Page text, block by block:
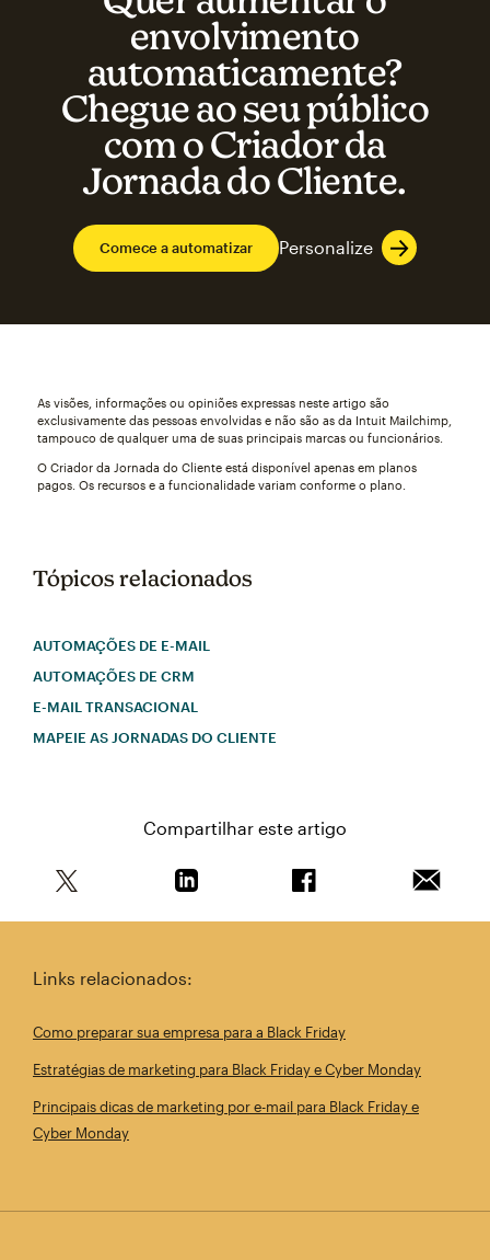
envolvimento
automaticamente?
Chegue ao seu público
com o Criador da
Jornada do Cliente.
Comece a automatizar Personalize
As visões, informações ou opiniões expressas neste artigo são
exclusivamente das pessoas envolvidas e não são as da Intuit Mailchimp,
tampouco de qualquer uma de suas principais marcas ou funcionários.
O Criador da Jornada do Cliente está disponível apenas em planos
pagos. Os recursos e a funcionalidade variam conforme o plano.
Tópicos relacionados
AUTOMAÇÕES DE E-MAIL
AUTOMAÇÕES DE CRM
E-MAIL TRANSACIONAL
MAPEIE AS JORNADAS DO CLIENTE
Compartilhar este artigo
Links relacionados:
Como preparar sua empresa para a Black Friday
Estratégias de marketing para Black Friday e Cyber Monday
Principais dicas de marketing por e-mail para Black Friday e
Cyber Monday